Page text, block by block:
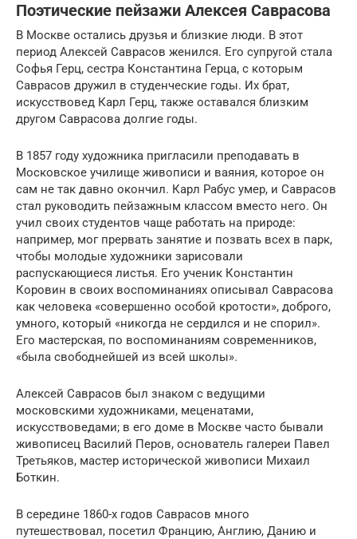
Поэтические пейзажи Алексея Саврасова
В Москве остались друзья и близкие люди. В этот
период Алексей Саврасов женился. Его супругой стала
Софья Герц, сестра Константина Герца, с которым
Саврасов дружил в студенческие годы. Их брат,
искусствовед Карл Герц, также оставался близким
другом Саврасова долгие годы.
В 1857 году художника пригласили преподавать в
Московское училище живописи и ваяния, которое он
сам не так давно окончил. Карл Рабус умер, и Саврасов
стал руководить пейзажным классом вместо него. Он
учил своих студентов чаще работать на природе:
например, мог прервать занятие и позвать всех в парк,
чтобы молодые художники зарисовали
распускающиеся листья. Его ученик Константин
Коровин в своих воспоминаниях описывал Саврасова
как человека «совершенно особой кротости», доброго,
умного, который «никогда не сердился и не спорил».
Его мастерская, по воспоминаниям современников,
«была свободнейшей из всей школы».
Алексей Саврасов был знаком с ведущими
московскими художниками, меценатами,
искусствоведами; в его доме в Москве часто бывали
живописец Василий Перов, основатель галереи Павел
Третьяков, мастер исторической живописи Михаил
Боткин.
В середине 1860-х годов Саврасов много
путешествовал, посетил Францию, Англию, Данию и